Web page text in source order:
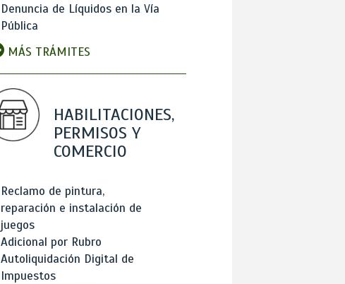
Denuncia de Líquidos en la Vía
Pública
MÁS TRÁMITES
HABILITACIONES,
PERMISOS Y
COMERCIO
Reclamo de pintura,
reparación e instalación de
juegos
Adicional por Rubro
Autoliquidación Digital de
Impuestos